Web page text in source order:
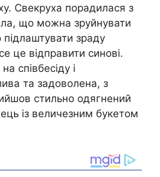
Свекруха порадилася з
що можна зруйнувати
підлаштувати зраду
це відправити синові.
співбесіду і
та задоволена, з
стильно одягнений
із величезним букетом